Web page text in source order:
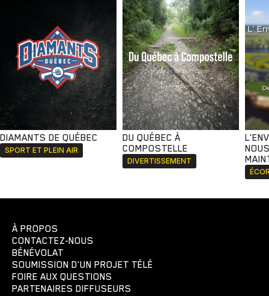
DIAMANTS DE QUÉBEC
SPORT ET PLEIN AIR
DU QUÉBEC À
COMPOSTELLE
DIVERTISSEMENT
À PROPOS
CONTACTEZ-NOUS
BÉNÉVOLAT
SOUMISSION D'UN PROJET TÉLÉ
FOIRE AUX QUESTIONS
PARTENAIRES DIFFUSEURS